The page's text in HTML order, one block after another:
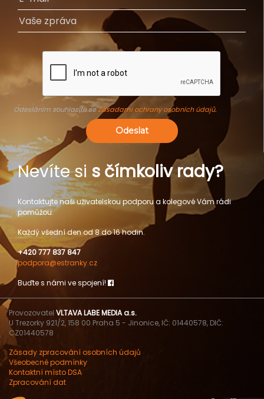
Odesláním souhlasíte seZásadami ochrany osobních údajů.
Odeslat
Nevíte si s čímkoliv rady?
Kontaktujte naši uživatelskou podporu a kolegové Vám rádi
pomůžou.
Každý všední den od 8 do 16 hodin.
+420 777 837 847
podpora@estranky.cz
Buďte s námi ve spojení!
Provozovatel VLTAVA LABE MEDIA a.s.
U Trezorky 921/2, 158 00 Praha 5 - Jinonice, IČ: 01440578, DIČ:
CZ01440578
Zásady zpracování osobních údajů
Všeobecné podmínky
Kontaktní místo DSA
Zpracování dat